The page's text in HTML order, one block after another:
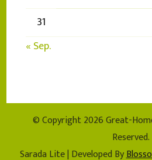
31
« Sep.
© Copyright 2026Great-
Reserved.
Sarada Lite | Developed By